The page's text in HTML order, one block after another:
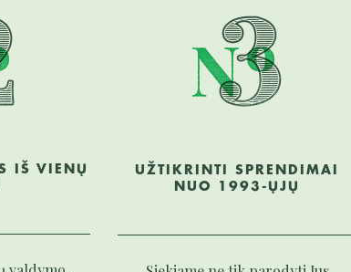
IŠ VIENŲ
UŽTIKRINTI SPRENDIMAI
NUO 1993-ŲJŲ